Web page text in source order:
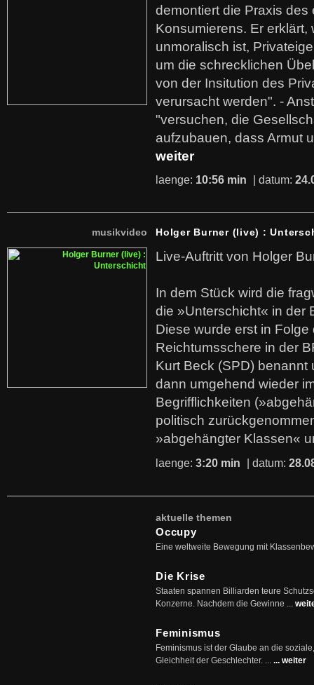
demontiert die Praxis des
Konsumierens. Er erklärt,
unmoralisch ist,
um die schrecklichen
von der Insitution des
verursacht werden". -
"versuchen, die
aufzubauen, dass Armut
weiter
laenge: 10:56 min | datum:
musikvideo Holger Burner (live) :
Live-Auftritt von Holger
In dem Stück wird die
die »Unterschicht« in der
Diese wurde erst in
Reichtumsschere in der
Kurt Beck (SPD)
dann umgehend wieder
Begrifflichkeiten
politisch
»abgehängter Klassen«
laenge: 3:20 min | datum:
aktuelle themen
Occupy
Eine weltweite Bewegung mit
Die Krise
Staaten spannen Billiarden teure
Konzerne. Nachdem die Gewinne ...
Feminismus
Feminismus ist der Glaube an die
Gleichheit der Geschlechter. ... ... weiter